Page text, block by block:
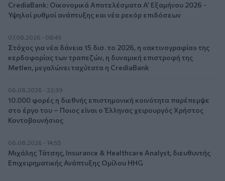
CrediaBank: Οικονομικά Αποτελέσματα A’ Εξαμήνου 2026 -
Υψηλοί ρυθμοί ανάπτυξης και νέα ρεκόρ επιδόσεων
07.08.2026 - 08:45
Στόχος για νέα δάνεια 15 δισ. το 2026, η «ακτινογραφία» της
κερδοφορίας των τραπεζών, η δυναμική επιστροφή της
Metlen, μεγαλώνει ταχύτατα η CrediaBank
06.08.2026 - 22:39
10.000 φορές η διεθνής επιστημονική κοινότητα παρέπεμψε
στο έργο του – Ποιος είναι ο Έλληνας χειρουργός Χρήστος
Κοντοβουνήσιος
06.08.2026 - 14:55
Μιχάλης Τάτσης, Insurance & Healthcare Analyst, διευθυντής
Επιχειρηματικής Ανάπτυξης Ομίλου HHG